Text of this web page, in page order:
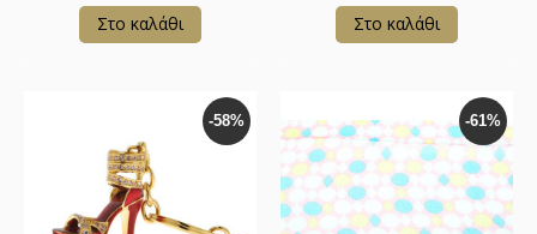
Στο καλάθι Στο καλάθι
-58% -61%